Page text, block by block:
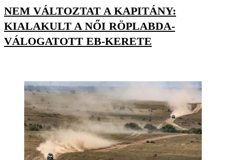
NEM VÁLTOZTAT A KAPITÁNY:
KIALAKULT A NŐI RÖPLABDA-
VÁLOGATOTT EB-KERETE